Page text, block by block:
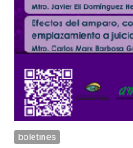
boletines